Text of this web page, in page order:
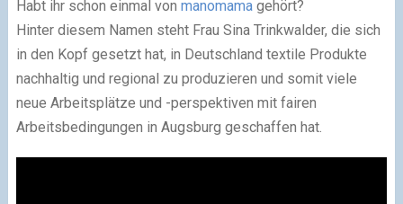
Habt ihr schon einmal von manomamagehört?
Hinter diesem Namen steht Frau Sina Trinkwalder, die sich
in den Kopf gesetzt hat, in Deutschland textile Produkte
nachhaltig und regional zu produzieren und somit viele
neue Arbeitsplätze und -perspektiven mit fairen
Arbeitsbedingungen in Augsburg geschaffen hat.